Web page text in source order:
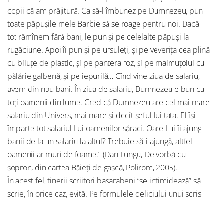
copii că am prăjitură. Ca să-l îmbunez pe Dumnezeu, pun
toate păpuşile mele Barbie să se roage pentru noi. Dacă
tot rămînem fără bani, le pun şi pe celelalte păpuşi la
rugăciune. Apoi îi pun şi pe ursuleţi, şi pe veveriţa cea plină
cu biluţe de plastic, şi pe pantera roz, şi pe maimuţoiul cu
pălărie galbenă, şi pe iepurilă… Cînd vine ziua de salariu,
avem din nou bani. În ziua de salariu, Dumnezeu e bun cu
toţi oamenii din lume. Cred că Dumnezeu are cel mai mare
salariu din Univers, mai mare şi decît şeful lui tata. El îşi
împarte tot salariul Lui oamenilor săraci. Oare Lui îi ajung
banii de la un salariu la altul? Trebuie să-i ajungă, altfel
oamenii ar muri de foame.” (Dan Lungu, De vorbă cu
şopron, din cartea Băieţi de gaşcă, Polirom, 2005).
În acest fel, tinerii scriitori basarabeni “se intimidează” să
scrie, în orice caz, evită. Pe formulele deliciului unui scris